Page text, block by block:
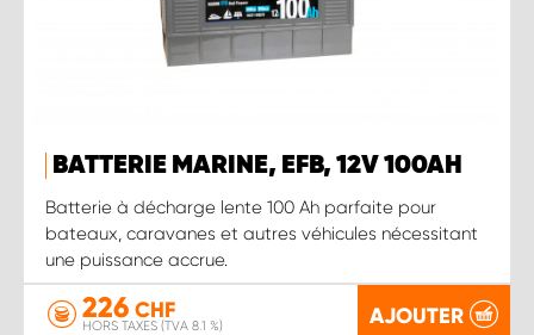
BATTERIE MARINE, EFB, 12V 100AH
Batterie à décharge lente 100 Ah parfaite pour
bateaux, caravanes et autres véhicules nécessitant
une puissance accrue.
226 CHF
HORS TAXES (TVA 8.1 %) AJOUTER